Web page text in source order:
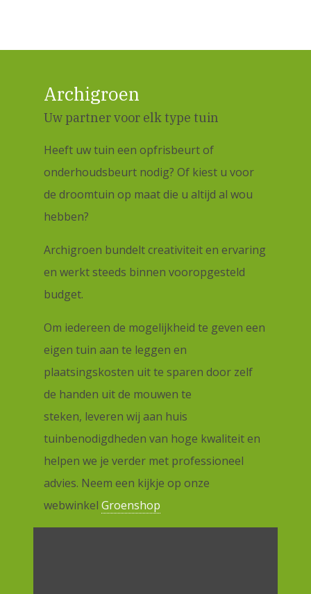
Archigroen
Uw partner voor elk type tuin
Heeft uw tuin een opfrisbeurt of
onderhoudsbeurt nodig? Of kiest u voor
de droomtuin op maat die u altijd al wou
hebben?
Archigroen bundelt creativiteit en ervaring
en werkt steeds binnen vooropgesteld
budget.
Om iedereen de mogelijkheid te geven een
eigen tuin aan te leggen en
plaatsingskosten uit te sparen door zelf
de handen uit de mouwen te
steken, leveren wij aan huis
tuinbenodigdheden van hoge kwaliteit en
helpen we je verder met professioneel
advies. Neem een kijkje op onze
webwinkel Groenshop